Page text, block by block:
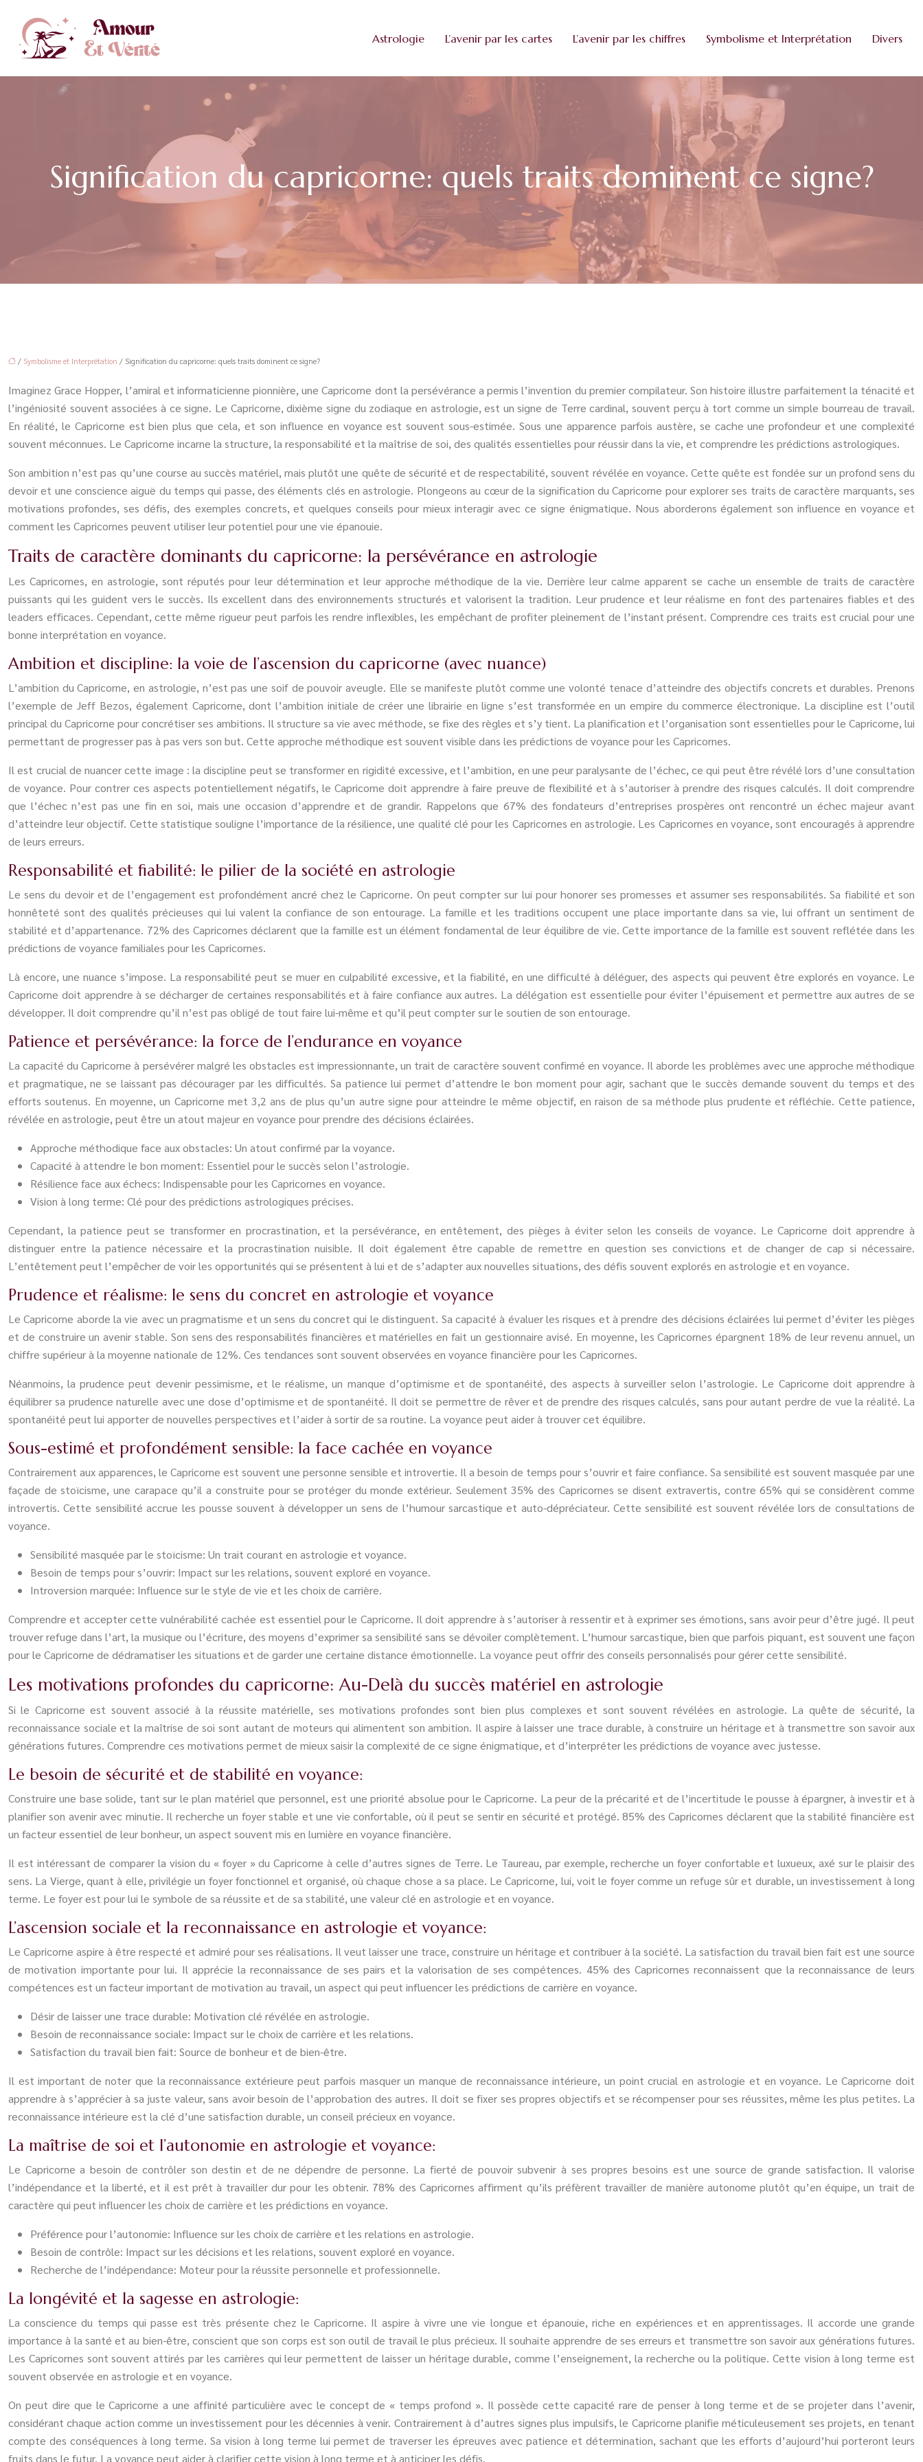
Astrologie L’avenir par les cartes L’avenir par les chiffres Symbolisme et Interprétation Divers
Signification du capricorne: quels traits dominent ce signe?
/ Symbolisme et Interprétation / Signification du capricorne: quels traits dominent ce signe?
Imaginez Grace Hopper, l’amiral et informaticienne pionnière, une Capricorne dont la persévérance a permis l’invention du premier compilateur. Son histoire illustre parfaitement la ténacité et
l’ingéniosité souvent associées à ce signe. Le Capricorne, dixième signe du zodiaque en astrologie, est un signe de Terre cardinal, souvent perçu à tort comme un simple bourreau de travail.
En réalité, le Capricorne est bien plus que cela, et son influence en voyance est souvent sous-estimée. Sous une apparence parfois austère, se cache une profondeur et une complexité
souvent méconnues. Le Capricorne incarne la structure, la responsabilité et la maîtrise de soi, des qualités essentielles pour réussir dans la vie, et comprendre les prédictions astrologiques.
Son ambition n’est pas qu’une course au succès matériel, mais plutôt une quête de sécurité et de respectabilité, souvent révélée en voyance. Cette quête est fondée sur un profond sens du
devoir et une conscience aiguë du temps qui passe, des éléments clés en astrologie. Plongeons au cœur de la signification du Capricorne pour explorer ses traits de caractère marquants, ses
motivations profondes, ses défis, des exemples concrets, et quelques conseils pour mieux interagir avec ce signe énigmatique. Nous aborderons également son influence en voyance et
comment les Capricornes peuvent utiliser leur potentiel pour une vie épanouie.
Traits de caractère dominants du capricorne: la persévérance en astrologie
Les Capricornes, en astrologie, sont réputés pour leur détermination et leur approche méthodique de la vie. Derrière leur calme apparent se cache un ensemble de traits de caractère
puissants qui les guident vers le succès. Ils excellent dans des environnements structurés et valorisent la tradition. Leur prudence et leur réalisme en font des partenaires fiables et des
leaders efficaces. Cependant, cette même rigueur peut parfois les rendre inflexibles, les empêchant de profiter pleinement de l’instant présent. Comprendre ces traits est crucial pour une
bonne interprétation en voyance.
Ambition et discipline: la voie de l’ascension du capricorne (avec nuance)
L’ambition du Capricorne, en astrologie, n’est pas une soif de pouvoir aveugle. Elle se manifeste plutôt comme une volonté tenace d’atteindre des objectifs concrets et durables. Prenons
l’exemple de Jeff Bezos, également Capricorne, dont l’ambition initiale de créer une librairie en ligne s’est transformée en un empire du commerce électronique. La discipline est l’outil
principal du Capricorne pour concrétiser ses ambitions. Il structure sa vie avec méthode, se fixe des règles et s’y tient. La planification et l’organisation sont essentielles pour le Capricorne, lui
permettant de progresser pas à pas vers son but. Cette approche méthodique est souvent visible dans les prédictions de voyance pour les Capricornes.
Il est crucial de nuancer cette image : la discipline peut se transformer en rigidité excessive, et l’ambition, en une peur paralysante de l’échec, ce qui peut être révélé lors d’une consultation
de voyance. Pour contrer ces aspects potentiellement négatifs, le Capricorne doit apprendre à faire preuve de flexibilité et à s’autoriser à prendre des risques calculés. Il doit comprendre
que l’échec n’est pas une fin en soi, mais une occasion d’apprendre et de grandir. Rappelons que 67% des fondateurs d’entreprises prospères ont rencontré un échec majeur avant
d’atteindre leur objectif. Cette statistique souligne l’importance de la résilience, une qualité clé pour les Capricornes en astrologie. Les Capricornes en voyance, sont encouragés à apprendre
de leurs erreurs.
Responsabilité et fiabilité: le pilier de la société en astrologie
Le sens du devoir et de l’engagement est profondément ancré chez le Capricorne. On peut compter sur lui pour honorer ses promesses et assumer ses responsabilités. Sa fiabilité et son
honnêteté sont des qualités précieuses qui lui valent la confiance de son entourage. La famille et les traditions occupent une place importante dans sa vie, lui offrant un sentiment de
stabilité et d’appartenance. 72% des Capricornes déclarent que la famille est un élément fondamental de leur équilibre de vie. Cette importance de la famille est souvent reflétée dans les
prédictions de voyance familiales pour les Capricornes.
Là encore, une nuance s’impose. La responsabilité peut se muer en culpabilité excessive, et la fiabilité, en une difficulté à déléguer, des aspects qui peuvent être explorés en voyance. Le
Capricorne doit apprendre à se décharger de certaines responsabilités et à faire confiance aux autres. La délégation est essentielle pour éviter l’épuisement et permettre aux autres de se
développer. Il doit comprendre qu’il n’est pas obligé de tout faire lui-même et qu’il peut compter sur le soutien de son entourage.
Patience et persévérance: la force de l’endurance en voyance
La capacité du Capricorne à persévérer malgré les obstacles est impressionnante, un trait de caractère souvent confirmé en voyance. Il aborde les problèmes avec une approche méthodique
et pragmatique, ne se laissant pas décourager par les difficultés. Sa patience lui permet d’attendre le bon moment pour agir, sachant que le succès demande souvent du temps et des
efforts soutenus. En moyenne, un Capricorne met 3,2 ans de plus qu’un autre signe pour atteindre le même objectif, en raison de sa méthode plus prudente et réfléchie. Cette patience,
révélée en astrologie, peut être un atout majeur en voyance pour prendre des décisions éclairées.
Approche méthodique face aux obstacles: Un atout confirmé par la voyance.
Capacité à attendre le bon moment: Essentiel pour le succès selon l’astrologie.
Résilience face aux échecs: Indispensable pour les Capricornes en voyance.
Vision à long terme: Clé pour des prédictions astrologiques précises.
Cependant, la patience peut se transformer en procrastination, et la persévérance, en entêtement, des pièges à éviter selon les conseils de voyance. Le Capricorne doit apprendre à
distinguer entre la patience nécessaire et la procrastination nuisible. Il doit également être capable de remettre en question ses convictions et de changer de cap si nécessaire.
L’entêtement peut l’empêcher de voir les opportunités qui se présentent à lui et de s’adapter aux nouvelles situations, des défis souvent explorés en astrologie et en voyance.
Prudence et réalisme: le sens du concret en astrologie et voyance
Le Capricorne aborde la vie avec un pragmatisme et un sens du concret qui le distinguent. Sa capacité à évaluer les risques et à prendre des décisions éclairées lui permet d’éviter les pièges
et de construire un avenir stable. Son sens des responsabilités financières et matérielles en fait un gestionnaire avisé. En moyenne, les Capricornes épargnent 18% de leur revenu annuel, un
chiffre supérieur à la moyenne nationale de 12%. Ces tendances sont souvent observées en voyance financière pour les Capricornes.
Néanmoins, la prudence peut devenir pessimisme, et le réalisme, un manque d’optimisme et de spontanéité, des aspects à surveiller selon l’astrologie. Le Capricorne doit apprendre à
équilibrer sa prudence naturelle avec une dose d’optimisme et de spontanéité. Il doit se permettre de rêver et de prendre des risques calculés, sans pour autant perdre de vue la réalité. La
spontanéité peut lui apporter de nouvelles perspectives et l’aider à sortir de sa routine. La voyance peut aider à trouver cet équilibre.
Sous-estimé et profondément sensible: la face cachée en voyance
Contrairement aux apparences, le Capricorne est souvent une personne sensible et introvertie. Il a besoin de temps pour s’ouvrir et faire confiance. Sa sensibilité est souvent masquée par une
façade de stoïcisme, une carapace qu’il a construite pour se protéger du monde extérieur. Seulement 35% des Capricornes se disent extravertis, contre 65% qui se considèrent comme
introvertis. Cette sensibilité accrue les pousse souvent à développer un sens de l’humour sarcastique et auto-dépréciateur. Cette sensibilité est souvent révélée lors de consultations de
voyance.
Sensibilité masquée par le stoïcisme: Un trait courant en astrologie et voyance.
Besoin de temps pour s’ouvrir: Impact sur les relations, souvent exploré en voyance.
Introversion marquée: Influence sur le style de vie et les choix de carrière.
Comprendre et accepter cette vulnérabilité cachée est essentiel pour le Capricorne. Il doit apprendre à s’autoriser à ressentir et à exprimer ses émotions, sans avoir peur d’être jugé. Il peut
trouver refuge dans l’art, la musique ou l’écriture, des moyens d’exprimer sa sensibilité sans se dévoiler complètement. L’humour sarcastique, bien que parfois piquant, est souvent une façon
pour le Capricorne de dédramatiser les situations et de garder une certaine distance émotionnelle. La voyance peut offrir des conseils personnalisés pour gérer cette sensibilité.
Les motivations profondes du capricorne: Au-Delà du succès matériel en astrologie
Si le Capricorne est souvent associé à la réussite matérielle, ses motivations profondes sont bien plus complexes et sont souvent révélées en astrologie. La quête de sécurité, la
reconnaissance sociale et la maîtrise de soi sont autant de moteurs qui alimentent son ambition. Il aspire à laisser une trace durable, à construire un héritage et à transmettre son savoir aux
générations futures. Comprendre ces motivations permet de mieux saisir la complexité de ce signe énigmatique, et d’interpréter les prédictions de voyance avec justesse.
Le besoin de sécurité et de stabilité en voyance:
Construire une base solide, tant sur le plan matériel que personnel, est une priorité absolue pour le Capricorne. La peur de la précarité et de l’incertitude le pousse à épargner, à investir et à
planifier son avenir avec minutie. Il recherche un foyer stable et une vie confortable, où il peut se sentir en sécurité et protégé. 85% des Capricornes déclarent que la stabilité financière est
un facteur essentiel de leur bonheur, un aspect souvent mis en lumière en voyance financière.
Il est intéressant de comparer la vision du « foyer » du Capricorne à celle d’autres signes de Terre. Le Taureau, par exemple, recherche un foyer confortable et luxueux, axé sur le plaisir des
sens. La Vierge, quant à elle, privilégie un foyer fonctionnel et organisé, où chaque chose a sa place. Le Capricorne, lui, voit le foyer comme un refuge sûr et durable, un investissement à long
terme. Le foyer est pour lui le symbole de sa réussite et de sa stabilité, une valeur clé en astrologie et en voyance.
L’ascension sociale et la reconnaissance en astrologie et voyance:
Le Capricorne aspire à être respecté et admiré pour ses réalisations. Il veut laisser une trace, construire un héritage et contribuer à la société. La satisfaction du travail bien fait est une source
de motivation importante pour lui. Il apprécie la reconnaissance de ses pairs et la valorisation de ses compétences. 45% des Capricornes reconnaissent que la reconnaissance de leurs
compétences est un facteur important de motivation au travail, un aspect qui peut influencer les prédictions de carrière en voyance.
Désir de laisser une trace durable: Motivation clé révélée en astrologie.
Besoin de reconnaissance sociale: Impact sur le choix de carrière et les relations.
Satisfaction du travail bien fait: Source de bonheur et de bien-être.
Il est important de noter que la reconnaissance extérieure peut parfois masquer un manque de reconnaissance intérieure, un point crucial en astrologie et en voyance. Le Capricorne doit
apprendre à s’apprécier à sa juste valeur, sans avoir besoin de l’approbation des autres. Il doit se fixer ses propres objectifs et se récompenser pour ses réussites, même les plus petites. La
reconnaissance intérieure est la clé d’une satisfaction durable, un conseil précieux en voyance.
La maîtrise de soi et l’autonomie en astrologie et voyance:
Le Capricorne a besoin de contrôler son destin et de ne dépendre de personne. La fierté de pouvoir subvenir à ses propres besoins est une source de grande satisfaction. Il valorise
l’indépendance et la liberté, et il est prêt à travailler dur pour les obtenir. 78% des Capricornes affirment qu’ils préfèrent travailler de manière autonome plutôt qu’en équipe, un trait de
caractère qui peut influencer les choix de carrière et les prédictions en voyance.
Préférence pour l’autonomie: Influence sur les choix de carrière et les relations en astrologie.
Besoin de contrôle: Impact sur les décisions et les relations, souvent exploré en voyance.
Recherche de l’indépendance: Moteur pour la réussite personnelle et professionnelle.
La longévité et la sagesse en astrologie:
La conscience du temps qui passe est très présente chez le Capricorne. Il aspire à vivre une vie longue et épanouie, riche en expériences et en apprentissages. Il accorde une grande
importance à la santé et au bien-être, conscient que son corps est son outil de travail le plus précieux. Il souhaite apprendre de ses erreurs et transmettre son savoir aux générations futures.
Les Capricornes sont souvent attirés par les carrières qui leur permettent de laisser un héritage durable, comme l’enseignement, la recherche ou la politique. Cette vision à long terme est
souvent observée en astrologie et en voyance.
On peut dire que le Capricorne a une affinité particulière avec le concept de « temps profond ». Il possède cette capacité rare de penser à long terme et de se projeter dans l’avenir,
considérant chaque action comme un investissement pour les décennies à venir. Contrairement à d’autres signes plus impulsifs, le Capricorne planifie méticuleusement ses projets, en tenant
compte des conséquences à long terme. Sa vision à long terme lui permet de traverser les épreuves avec patience et détermination, sachant que les efforts d’aujourd’hui porteront leurs
fruits dans le futur. La voyance peut aider à clarifier cette vision à long terme et à anticiper les défis.